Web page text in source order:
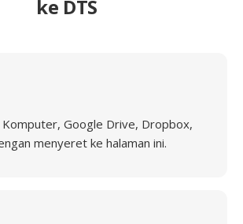
ke DTS
Komputer, Google Drive, Dropbox,
menyeret ke halaman ini.